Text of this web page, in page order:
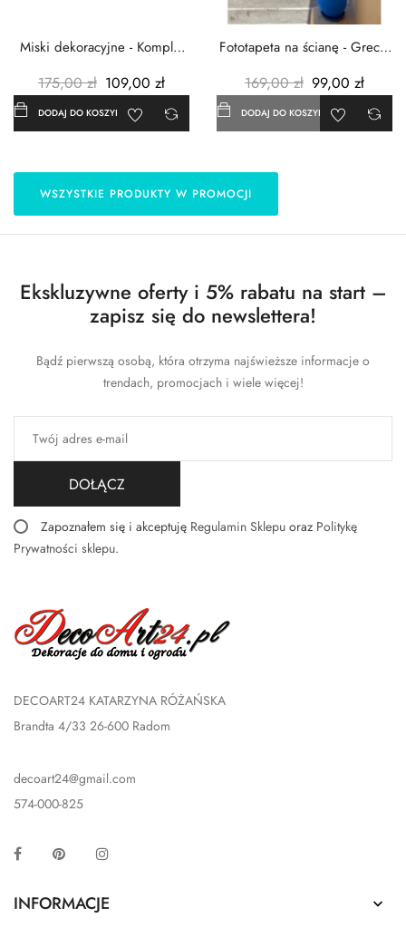
Miski dekoracyjne - Komplet
175,00 zł 109,00 zł
DODAJ DO KOSZYKA
Fototapeta na ścianę - Grecja
169,00 zł 99,00 zł
DODAJ DO KOSZYKA
WSZYSTKIE PRODUKTY W PROMOCJI
Ekskluzywne oferty i 5% rabatu na start –
zapisz się do newslettera!
Bądź pierwszą osobą, która otrzyma najświeższe informacje o
trendach, promocjach i wiele więcej!
DOŁĄCZ
Zapoznałem się i akceptuję Regulamin Sklepu oraz Politykę
Prywatności sklepu.
DECOART24 KATARZYNA RÓŻAŃSKA
Brandta 4/33 26-600 Radom
decoart24@gmail.com
574-000-825
Facebook Pinterest
INFORMACJE 